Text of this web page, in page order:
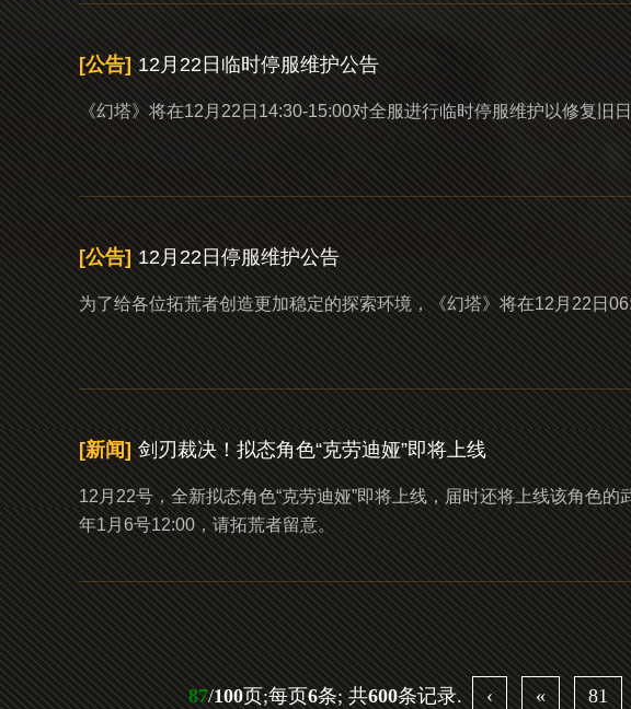
[公告] 12月22日临时停服维护公告
《幻塔》将在12月22日14:30-15:00对全服进行临时停服维护以修复旧
[公告] 12月22日停服维护公告
为了给各位拓荒者创造更加稳定的探索环境，《幻塔》将在12月22日
[新闻] 剑刃裁决！拟态角色“克劳迪娅”即将上线
12月22号，全新拟态角色“克劳迪娅”即将上线，届时还将上线该角色
年1月6号12:00，请拓荒者留意。
87/100页;每页6条; 共600条记录. ‹ « 81